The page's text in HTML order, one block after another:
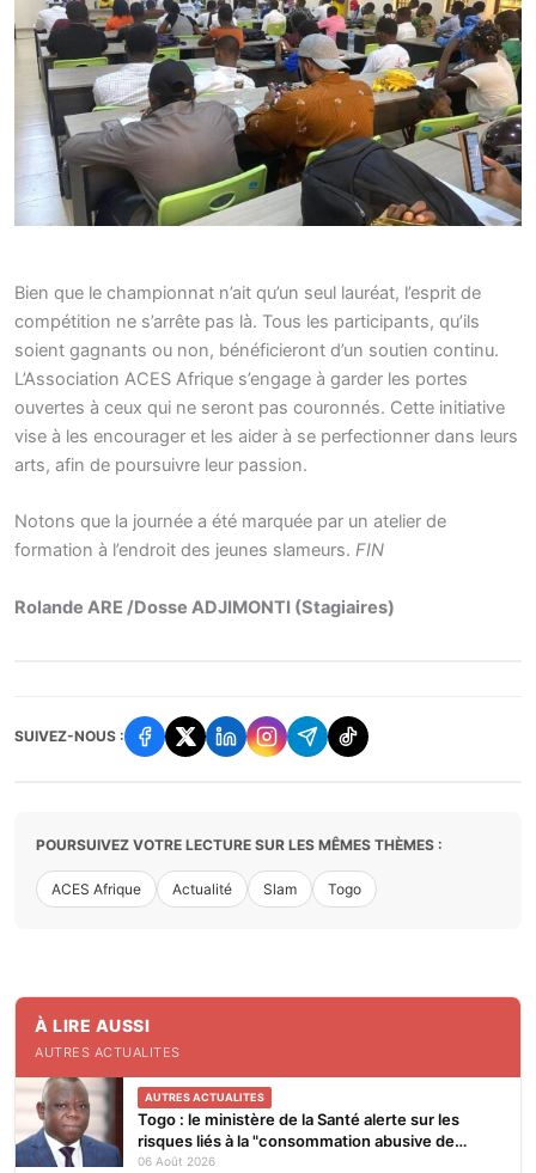
Bien que le championnat n’ait qu’un seul lauréat, l’esprit de
compétition ne s’arrête pas là. Tous les participants, qu’ils
soient gagnants ou non, bénéficieront d’un soutien continu.
L’Association ACES Afrique s’engage à garder les portes
ouvertes à ceux qui ne seront pas couronnés. Cette initiative
vise à les encourager et les aider à se perfectionner dans leurs
arts, afin de poursuivre leur passion.
Notons que la journée a été marquée par un atelier de
formation à l’endroit des jeunes slameurs. FIN
Rolande ARE /Dosse ADJIMONTI (Stagiaires)
SUIVEZ-NOUS :
POURSUIVEZ VOTRE LECTURE SUR LES MÊMES THÈMES :
ACES Afrique Actualité Slam Togo
À LIRE AUSSI
AUTRES ACTUALITES
AUTRES ACTUALITES
Togo : le ministère de la Santé alerte sur les
risques liés à la "consommation abusive de
boissons énergisantes et de substances
06 Août 2026